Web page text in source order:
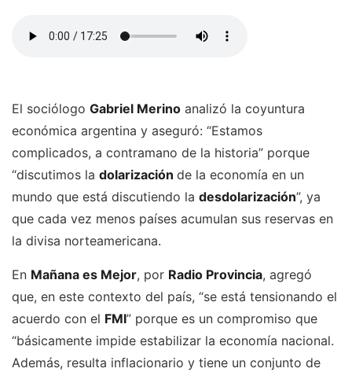
El sociólogo Gabriel Merino analizó la coyuntura
económica argentina y aseguró: “Estamos
complicados, a contramano de la historia” porque
“discutimos la dolarización de la economía en un
mundo que está discutiendo la desdolarización”, ya
que cada vez menos países acumulan sus reservas en
la divisa norteamericana.
En Mañana es Mejor, por Radio Provincia, agregó
que, en este contexto del país, “se está tensionando el
acuerdo con el FMI” porque es un compromiso que
“básicamente impide estabilizar la economía nacional.
Además, resulta inflacionario y tiene un conjunto de